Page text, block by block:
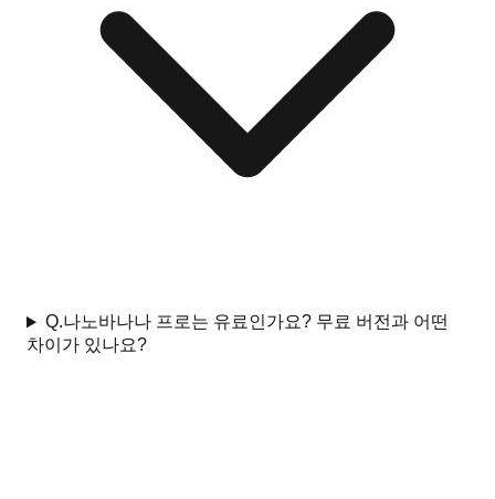
Q.나노바나나 프로는 유료인가요? 무료 버전과 어떤
차이가 있나요?